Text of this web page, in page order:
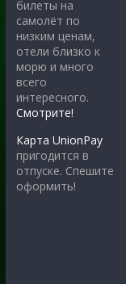
билеты на
самолёт по
низким ценам,
отели близко к
морю и много
всего
интересного.
Смотрите!
Карта UnionPay
пригодится в
отпуске. Спешите
оформить!